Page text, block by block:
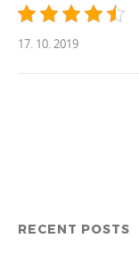
17. 10. 2019
RECENT POSTS